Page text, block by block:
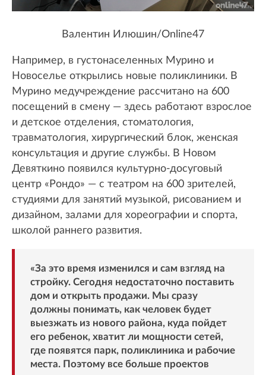
Валентин Илюшин/Online47
Например, в густонаселенных Мурино и
Новоселье открылись новые поликлиники. В
Мурино медучреждение рассчитано на 600
посещений в смену — здесь работают взрослое
и детское отделения, стоматология,
травматология, хирургический блок, женская
консультация и другие службы. В Новом
Девяткино появился культурно-досуговый
центр «Рондо» — с театром на 600 зрителей,
студиями для занятий музыкой, рисованием и
дизайном, залами для хореографии и спорта,
школой раннего развития.
«За это время изменился и сам взгляд на
стройку. Сегодня недостаточно поставить
дом и открыть продажи. Мы сразу
должны понимать, как человек будет
выезжать из нового района, куда пойдет
его ребенок, хватит ли мощности сетей,
где появятся парк, поликлиника и рабочие
места. Поэтому все больше проектов